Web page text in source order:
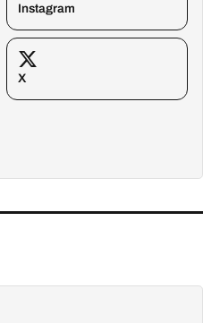
Instagram
X